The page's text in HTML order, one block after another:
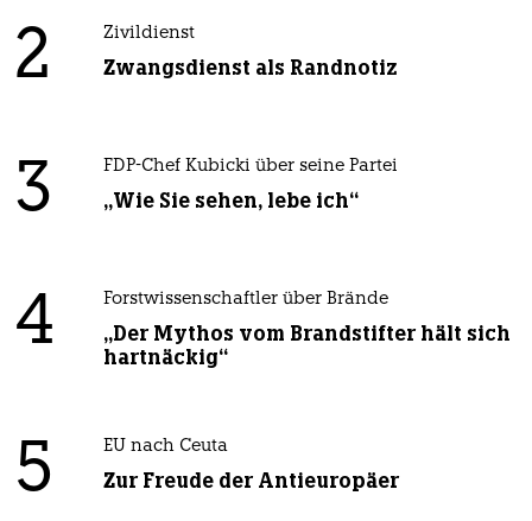
2 Zivildienst
Zwangsdienst als Randnotiz
3 FDP-Chef Kubicki über seine Partei
„Wie Sie sehen, lebe ich“
4 Forstwissenschaftler über Brände
„Der Mythos vom Brandstifter hält sich
hartnäckig“
5 EU nach Ceuta
Zur Freude der Antieuropäer